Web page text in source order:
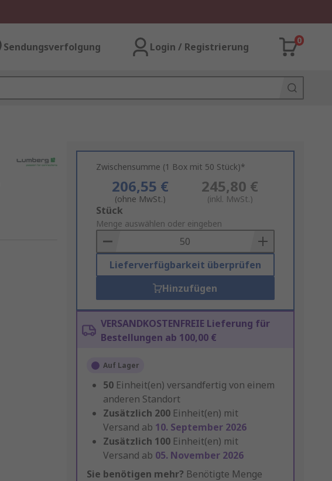
Sendungsverfolgung Login / Registrierung
0
Zwischensumme (1 Box mit 50 Stück)*
206,55 €
(ohne MwSt.)
245,80 €
(inkl. MwSt.)
Add
to
Basket
Stück
Menge auswählen oder eingeben
Lieferverfügbarkeit überprüfen
Hinzufügen
VERSANDKOSTENFREIE Lieferung für
Bestellungen ab 100,00 €
Auf Lager
50 Einheit(en) versandfertig von einem
anderen Standort
Zusätzlich 200 Einheit(en) mit
Versand ab 10. September 2026
Zusätzlich 100 Einheit(en) mit
Versand ab 05. November 2026
Sie benötigen mehr? Benötigte Menge